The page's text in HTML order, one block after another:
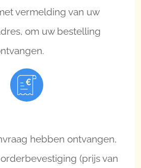
vermelding van uw
om uw bestelling
hebben ontvangen,
(prijs van